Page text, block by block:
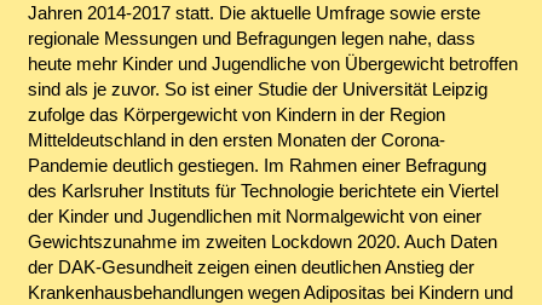
Jahren 2014-2017 statt. Die aktuelle Umfrage sowie erste
regionale Messungen und Befragungen legen nahe, dass
heute mehr Kinder und Jugendliche von Übergewicht betroffen
sind als je zuvor. So ist einer Studie der Universität Leipzig
zufolge das Körpergewicht von Kindern in der Region
Mitteldeutschland in den ersten Monaten der Corona-
Pandemie deutlich gestiegen. Im Rahmen einer Befragung
des Karlsruher Instituts für Technologie berichtete ein Viertel
der Kinder und Jugendlichen mit Normalgewicht von einer
Gewichtszunahme im zweiten Lockdown 2020. Auch Daten
der DAK-Gesundheit zeigen einen deutlichen Anstieg der
Krankenhausbehandlungen wegen Adipositas bei Kindern und